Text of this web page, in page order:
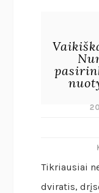
Tikriausiai
dviratis,